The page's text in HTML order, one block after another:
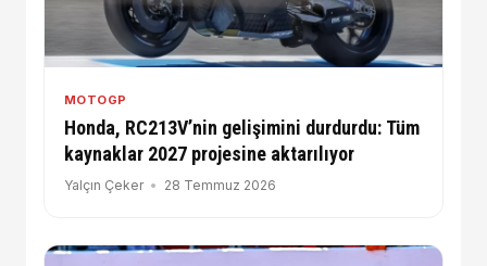
MOTOGP
Honda, RC213V’nin gelişimini durdurdu: Tüm
kaynaklar 2027 projesine aktarılıyor
Yalçın Çeker 28 Temmuz 2026